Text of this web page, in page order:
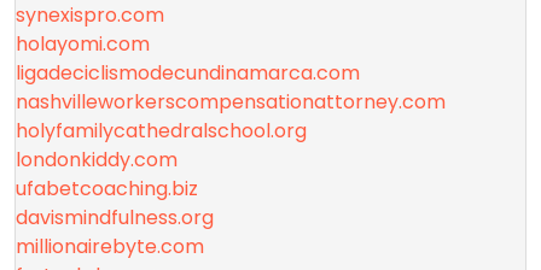
synexispro.com
holayomi.com
ligadeciclismodecundinamarca.com
nashvilleworkerscompensationattorney.com
holyfamilycathedralschool.org
londonkiddy.com
ufabetcoaching.biz
davismindfulness.org
millionairebyte.com